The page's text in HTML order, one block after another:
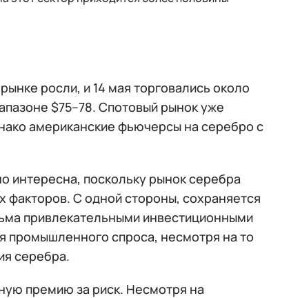
росли, и 14 мая торговались около
$75–78. Спотовый рынок уже
американские фьючерсы на серебро с
интересна, поскольку рынок серебра
С одной стороны, сохраняется
привлекательными инвестиционными
промышленного спроса, несмотря на то
серебра.
премию за риск. Несмотря на